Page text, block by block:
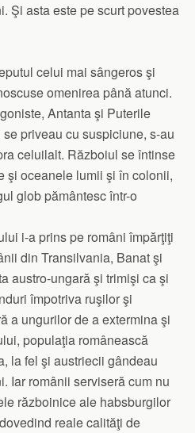
Şi asta este pe scurt povestea
celui mai sângeros şi
omenirea până atunci.
Antanta şi Puterile
priveau cu suspiciune, s-au
celuilalt. Războiul se întinse
şi oceanele lumii şi în colonii,
glob pământesc într-o
i-a prins pe români împărţiţi
din Transilvania, Banat şi
austro-ungară şi trimişi ca şi
împotriva ruşilor şi
a ungurilor de a extermina şi
populaţia românească
la fel şi austriecii gândeau
Iar românii serviseră cum nu
războinice ale habsburgilor
reale calităţi de